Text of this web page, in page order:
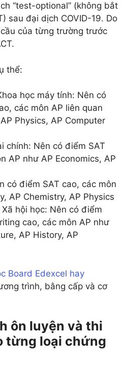
“test-optional” (không bắt
sau đại dịch COVID-19. Do
của từng trường trước
thể:
học máy tính: Nên có
các môn AP liên quan
Physics, AP Computer
chính: Nên có điểm SAT
AP như AP Economics, AP
có điểm SAT cao, các môn
AP Chemistry, AP Physics
hội học: Nên có điểm
cao, các môn AP như
AP History, AP
Board Edexcel hay
trình, bằng cấp và cơ
ôn luyện và thi
từng loại chứng